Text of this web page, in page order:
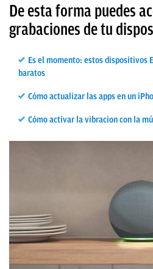
De esta forma puedes
grabaciones de tu
Es el momento: estos dispositivos
baratos
Cómo actualizar las apps en un
Cómo activar la vibracion con la